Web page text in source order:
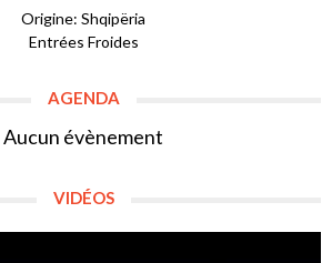
Origine: Shqipëria
Entrées Froides
AGENDA
Aucun évènement
VIDÉOS